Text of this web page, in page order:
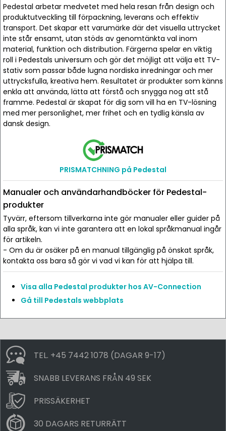
Pedestal arbetar medvetet med hela resan från design och
produktutveckling till förpackning, leverans och effektiv
transport. Det skapar ett varumärke där det visuella uttrycket
inte står ensamt, utan stöds av genomtänkta val inom
material, funktion och distribution. Färgerna spelar en viktig
roll i Pedestals universum och gör det möjligt att välja ett TV-
stativ som passar både lugna nordiska inredningar och mer
uttrycksfulla, kreativa hem. Resultatet är produkter som känns
enkla att använda, lätta att förstå och snygga nog att stå
framme. Pedestal är skapat för dig som vill ha en TV-lösning
med mer personlighet, mer frihet och en tydlig känsla av
dansk design.
PRISMATCHNING på Pedestal
Manualer och användarhandböcker för Pedestal-
produkter
Tyvärr, eftersom tillverkarna inte gör manualer eller guider på
alla språk, kan vi inte garantera att en lokal språkmanual ingår
för artikeln.
- Om du är osäker på en manual tillgänglig på önskat språk,
kontakta oss bara så gör vi vad vi kan för att hjälpa till.
Visa alla Pedestal produkter hos AV-Connection
Gå till Pedestals webbplats
TEL. +45 7442 1078 (DAGAR 9-17)
SNABB LEVERANS FRÅN 49 SEK
PRISSÄKERHET
30 DAGARS RETURRÄTT